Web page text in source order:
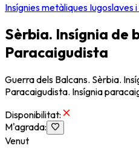
Insígnies metàliques Iugoslaves
Sèrbia. Insígnia de
Paracaigudista
Guerra dels Balcans. Sèrbia.
Paracaigudista. Insígnia
Disponibilitat:
M'agrada:
Venut